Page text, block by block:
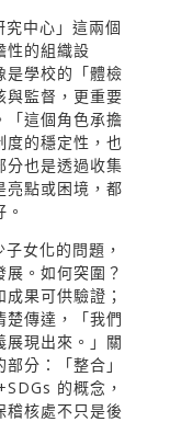
中心」這兩個
性的組織設
是學校的「體檢
與監督，更重要
「這個角色承擔
度的穩定性，也
分也是透過收集
亮點或困境，都
女化的問題，
。如何突圍？
果可供驗證；
楚傳達，「我們
展現出來。」關
分：「整合」
的概念，
稽核處不只是後